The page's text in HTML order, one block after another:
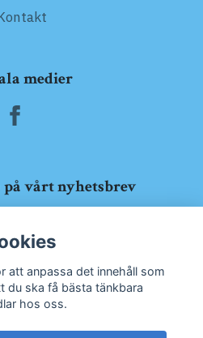
medier
vårt nyhetsbrev
att anpassa det innehåll som
du ska få bästa tänkbara
hos oss.